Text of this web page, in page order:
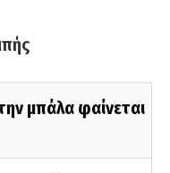
μπάλα φαίνεται